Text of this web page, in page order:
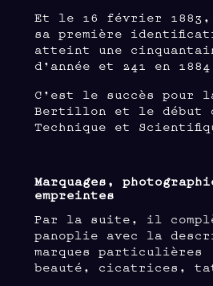
Et le 16 février
sa première
atteint une
d’année et 241 en
C’est le succès pour
Bertillon et le début
Technique et
Marquages,
empreintes
Par la suite, il
panoplie avec la
marques particulières
beauté, cicatrices,